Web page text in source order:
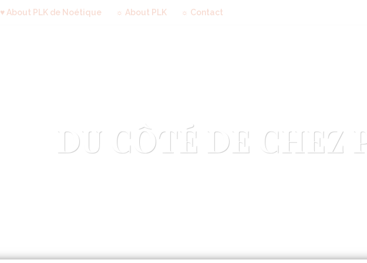
♥ About PLK de Noétique ☼ About PLK ☼ Contact
DU CÔTÉ DE CHEZ